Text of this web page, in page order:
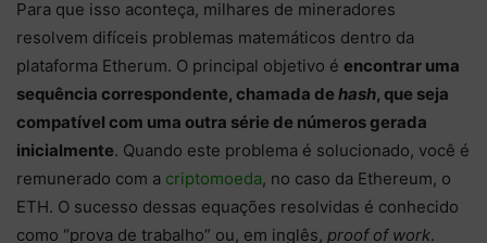
Para que isso aconteça, milhares de mineradores
resolvem difíceis problemas matemáticos dentro da
plataforma Etherum. O principal objetivo é encontrar uma
sequência correspondente, chamada de hash, que seja
compatível com uma outra série de números gerada
inicialmente. Quando este problema é solucionado, você é
remunerado com a criptomoeda, no caso da Ethereum, o
ETH. O sucesso dessas equações resolvidas é conhecido
como “prova de trabalho” ou, em inglês, proof of work.